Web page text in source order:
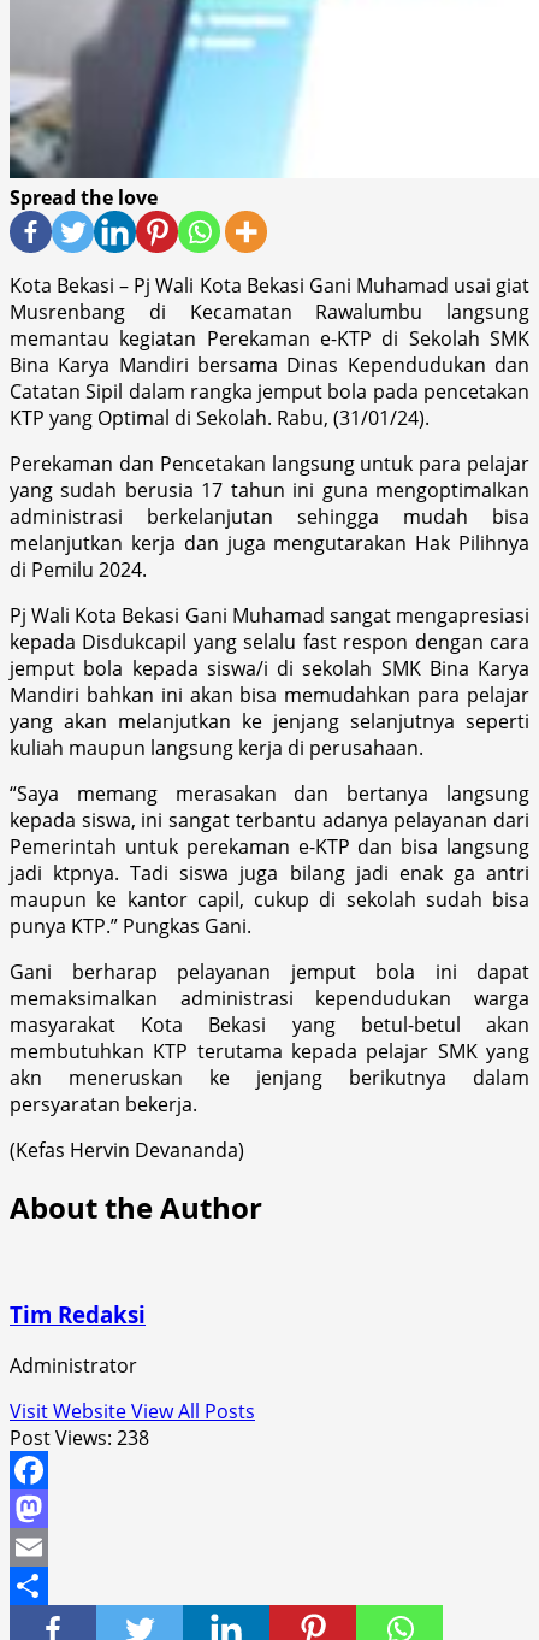
Spread the love
Kota Bekasi – Pj Wali Kota Bekasi Gani Muhamad usai giat
Musrenbang di Kecamatan Rawalumbu langsung
memantau kegiatan Perekaman e-KTP di Sekolah SMK
Bina Karya Mandiri bersama Dinas Kependudukan dan
Catatan Sipil dalam rangka jemput bola pada pencetakan
KTP yang Optimal di Sekolah. Rabu, (31/01/24).
Perekaman dan Pencetakan langsung untuk para pelajar
yang sudah berusia 17 tahun ini guna mengoptimalkan
administrasi berkelanjutan sehingga mudah bisa
melanjutkan kerja dan juga mengutarakan Hak Pilihnya
di Pemilu 2024.
Pj Wali Kota Bekasi Gani Muhamad sangat mengapresiasi
kepada Disdukcapil yang selalu fast respon dengan cara
jemput bola kepada siswa/i di sekolah SMK Bina Karya
Mandiri bahkan ini akan bisa memudahkan para pelajar
yang akan melanjutkan ke jenjang selanjutnya seperti
kuliah maupun langsung kerja di perusahaan.
“Saya memang merasakan dan bertanya langsung
kepada siswa, ini sangat terbantu adanya pelayanan dari
Pemerintah untuk perekaman e-KTP dan bisa langsung
jadi ktpnya. Tadi siswa juga bilang jadi enak ga antri
maupun ke kantor capil, cukup di sekolah sudah bisa
punya KTP.” Pungkas Gani.
Gani berharap pelayanan jemput bola ini dapat
memaksimalkan administrasi kependudukan warga
masyarakat Kota Bekasi yang betul-betul akan
membutuhkan KTP terutama kepada pelajar SMK yang
akn meneruskan ke jenjang berikutnya dalam
persyaratan bekerja.
(Kefas Hervin Devananda)
About the Author
Tim Redaksi
Administrator
Visit WebsiteView All Posts
Post Views: 238
Facebook
Mastodon
Email
Share